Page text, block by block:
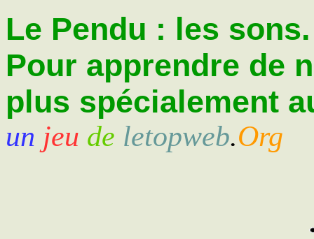
Le Pendu : les sons.
Pour apprendre de
plus spécialement
un jeu de letopweb.Org